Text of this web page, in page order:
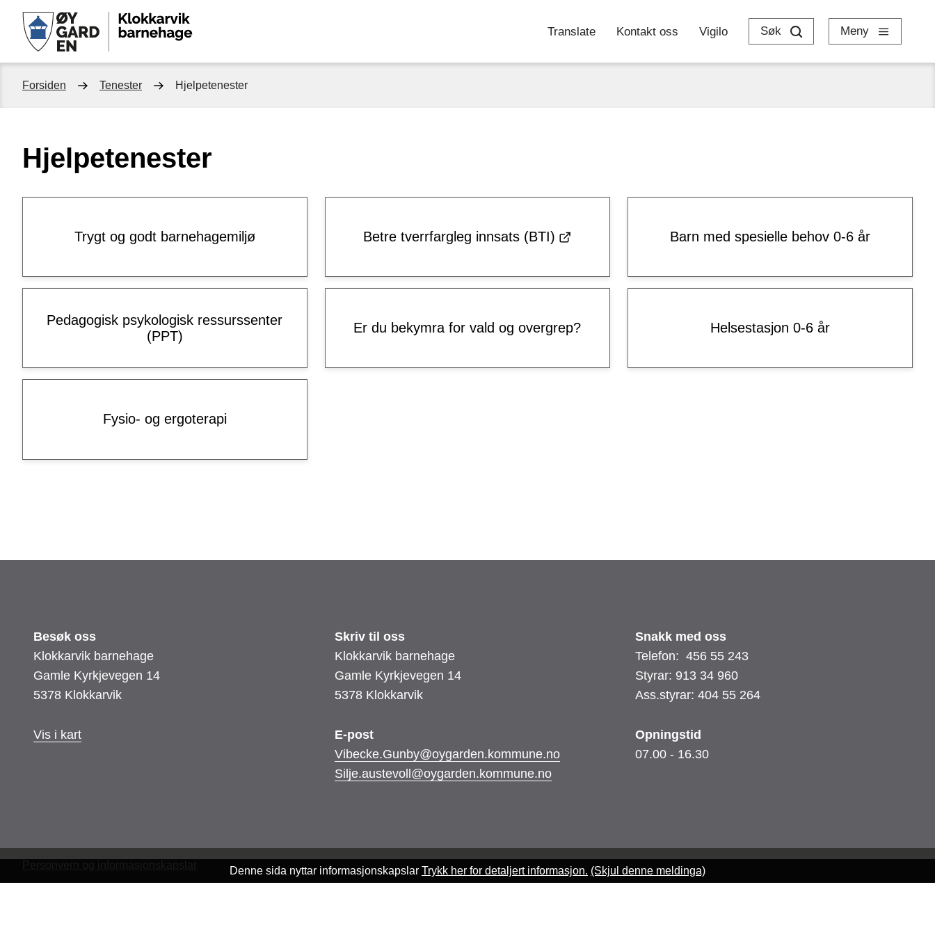
Klokkarvik
barnehage
Translate Kontakt oss Vigilo Søk Meny
Du
her:
Forsiden Tenester Hjelpetenester
Hjelpetenester
Trygt og godt barnehagemiljø Betre tverrfargleg innsats (BTI) Barn med spesielle behov 0-6 år
Pedagogisk psykologisk ressurssenter
(PPT)
Er du bekymra for vald og overgrep? Helsestasjon 0-6 år
Fysio- og ergoterapi
Besøk oss
Klokkarvik barnehage
Gamle Kyrkjevegen 14
5378 Klokkarvik
Vis i kart
Skriv til oss
Klokkarvik barnehage
Gamle Kyrkjevegen 14
5378 Klokkarvik
E-post
Vibecke.Gunby@oygarden.kommune.no
Silje.austevoll@oygarden.kommune.no
Snakk med oss
Telefon: 456 55 243
Styrar: 913 34 960
Ass.styrar: 404 55 264
Opningstid
07.00 - 16.30
Denne sida nyttar informasjonskapslar Trykk her for detaljert informasjon. (Skjul denne meldinga)